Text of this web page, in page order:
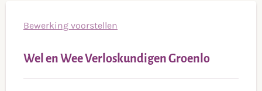
Bewerking voorstellen
Wel en Wee Verloskundigen Groenlo